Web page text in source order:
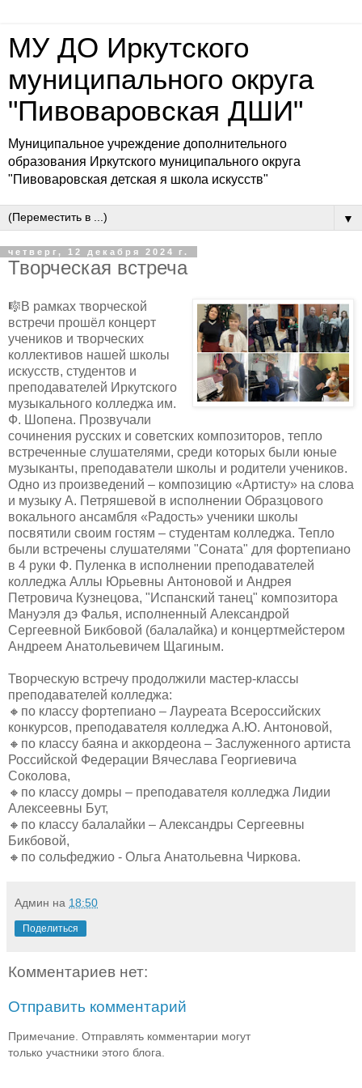
МУ ДО Иркутского
муниципального округа
"Пивоваровская ДШИ"
Муниципальное учреждение дополнительного
образования Иркутского муниципального округа
"Пивоваровская детская я школа искусств"
▼
четверг, 12 декабря 2024 г.
Творческая встреча
🎼В рамках творческой
встречи прошёл концерт
учеников и творческих
коллективов нашей школы
искусств, студентов и
преподавателей Иркутского
музыкального колледжа им.
Ф. Шопена. Прозвучали
сочинения русских и советских композиторов, тепло
встреченные слушателями, среди которых были юные
музыканты, преподаватели школы и родители учеников.
Одно из произведений – композицию «Артисту» на слова
и музыку А. Петряшевой в исполнении Образцового
вокального ансамбля «Радость» ученики школы
посвятили своим гостям – студентам колледжа. Тепло
были встречены слушателями "Соната" для фортепиано
в 4 руки Ф. Пуленка в исполнении преподавателей
колледжа Аллы Юрьевны Антоновой и Андрея
Петровича Кузнецова, "Испанский танец" композитора
Мануэля дэ Фалья, исполненный Александрой
Сергеевной Бикбовой (балалайка) и концертмейстером
Андреем Анатольевичем Щагиным.
Творческую встречу продолжили мастер-классы
преподавателей колледжа:
🔸по классу фортепиано – Лауреата Всероссийских
конкурсов, преподавателя колледжа А.Ю. Антоновой,
🔸по классу баяна и аккордеона – Заслуженного артиста
Российской Федерации Вячеслава Георгиевича
Соколова,
🔸по классу домры – преподавателя колледжа Лидии
Алексеевны Бут,
🔸по классу балалайки – Александры Сергеевны
Бикбовой,
🔸по сольфеджио - Ольга Анатольевна Чиркова.
Админ на 18:50
Поделиться
Комментариев нет:
Отправить комментарий
Примечание. Отправлять комментарии могут
только участники этого блога.